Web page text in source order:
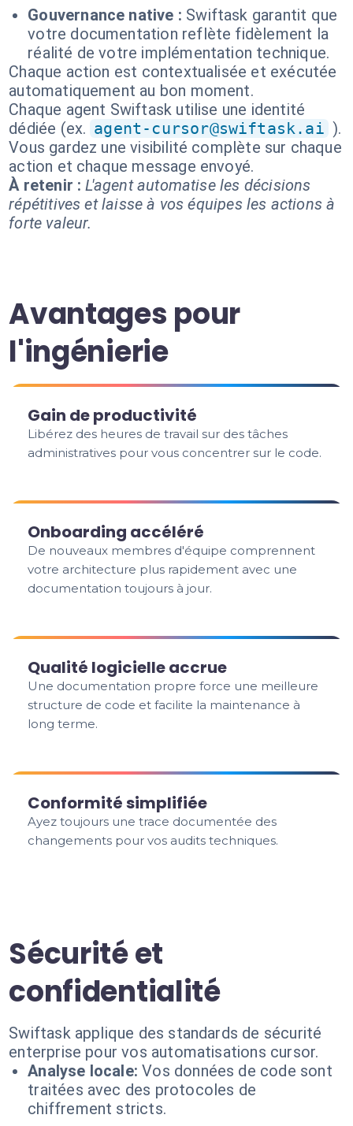
Gouvernance native : Swiftask garantit que
votre documentation reflète fidèlement la
réalité de votre implémentation technique.
Chaque action est contextualisée et exécutée
automatiquement au bon moment.
Chaque agent Swiftask utilise une identité
dédiée (ex. agent-cursor@swiftask.ai ).
Vous gardez une visibilité complète sur chaque
action et chaque message envoyé.
À retenir : L'agent automatise les décisions
répétitives et laisse à vos équipes les actions à
forte valeur.
Avantages pour
l'ingénierie
Gain de productivité
Libérez des heures de travail sur des tâches
administratives pour vous concentrer sur le code.
Onboarding accéléré
De nouveaux membres d'équipe comprennent
votre architecture plus rapidement avec une
documentation toujours à jour.
Qualité logicielle accrue
Une documentation propre force une meilleure
structure de code et facilite la maintenance à
long terme.
Conformité simplifiée
Ayez toujours une trace documentée des
changements pour vos audits techniques.
Sécurité et
confidentialité
Swiftask applique des standards de sécurité
enterprise pour vos automatisations cursor.
Analyse locale: Vos données de code sont
traitées avec des protocoles de
chiffrement stricts.